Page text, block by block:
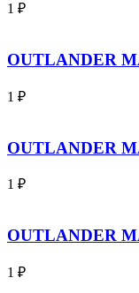
1 ₽
OUTLANDER
1 ₽
OUTLANDER
1 ₽
OUTLANDER
1 ₽